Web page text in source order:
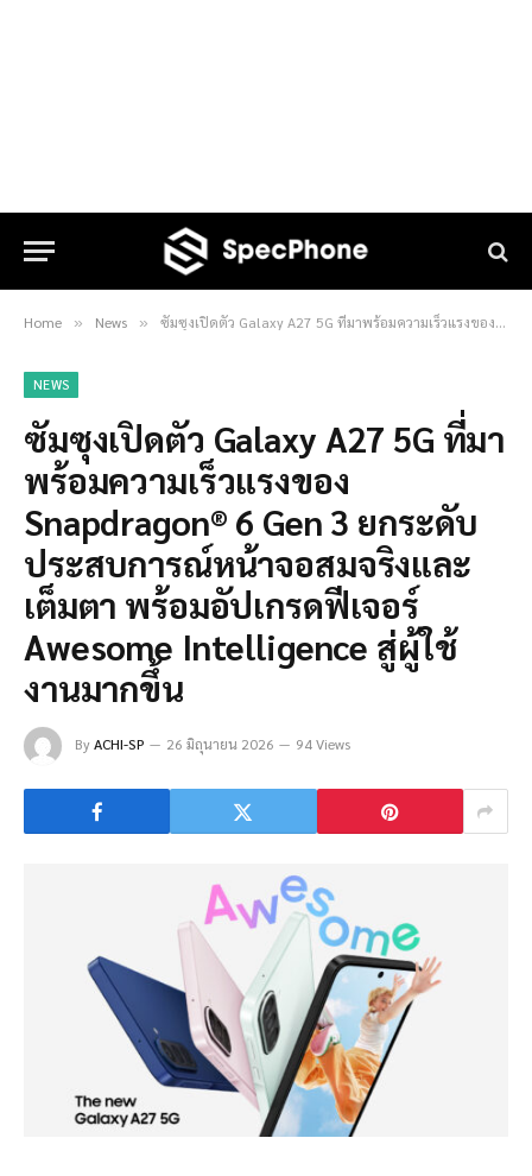
Home » News » ซัมซุงเปิดตัว Galaxy A27 5G ที่มาพร้อมความเร็วแรงของ Snapdragon® 6 Gen 3 ยกระดับประสบการณ์หน้าจอสมจริงและเต็มตา พร้อมอัปเกรดฟีเจอร์ Awesome Intelligence สู่ผู้ใช้งานมากขึ้น
NEWS
ซัมซุงเปิดตัว Galaxy A27 5G ที่มา
พร้อมความเร็วแรงของ
Snapdragon® 6 Gen 3 ยกระดับ
ประสบการณ์หน้าจอสมจริงและ
เต็มตา พร้อมอัปเกรดฟีเจอร์
Awesome Intelligence สู่ผู้ใช้
งานมากขึ้น
ByACHI-SP 26 มิถุนายน 2026 94 Views